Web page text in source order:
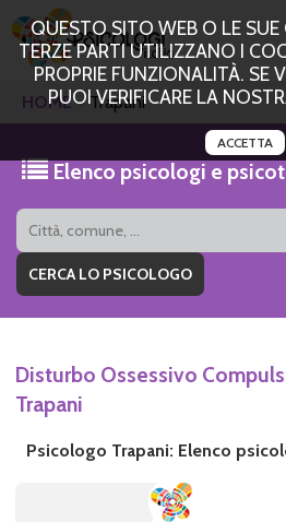
QUESTO SITO WEB O LE
TERZE PARTI UTILIZZANO I
PROPRIE FUNZIONALITÀ. SE
PUOI VERIFICARE LA
ACCETTA
HOME Trapani
Elenco psicologi e
Disturbo Ossessivo
Trapani
Psicologo Trapani: Elenco